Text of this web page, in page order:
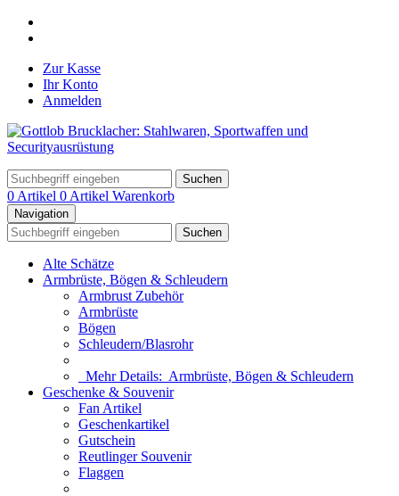
Zur Kasse
Ihr Konto
Anmelden
Suchen
0 Artikel 0 Artikel Warenkorb
Navigation
Suchen
Alte Schätze
Armbrüste, Bögen & Schleudern
Armbrust Zubehör
Armbrüste
Bögen
Schleudern/Blasrohr
Mehr Details: Armbrüste, Bögen & Schleudern
Geschenke & Souvenir
Fan Artikel
Geschenkartikel
Gutschein
Reutlinger Souvenir
Flaggen